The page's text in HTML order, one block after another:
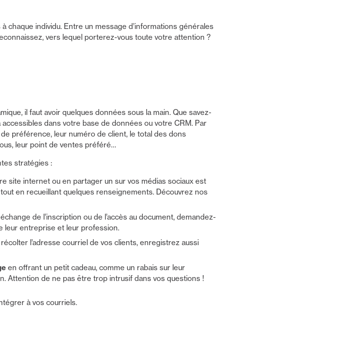
chaque individu. Entre un message d’informations générales
vers lequel porterez-vous toute votre attention ?
il faut avoir quelques données sous la main. Que savez-
dans votre base de données ou votre CRM. Par
préférence, leur numéro de client, le total des dons
leur point de ventes préféré…
stratégies :
site internet ou en partager un sur vos médias sociaux est
en recueillant quelques renseignements. Découvrez nos
de l’inscription ou de l’accès au document, demandez-
leur entreprise et leur profession.
l’adresse courriel de vos clients, enregistrez aussi
en offrant un petit cadeau, comme un rabais sur leur
Attention de ne pas être trop intrusif dans vos questions !
à vos courriels.